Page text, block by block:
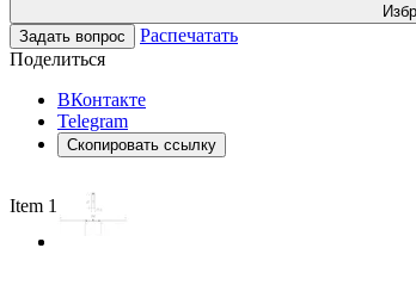
Задать вопрос
Распечатать
Поделиться
ВКонтакте
Telegram
Скопировать ссылку
Item 1 of 2